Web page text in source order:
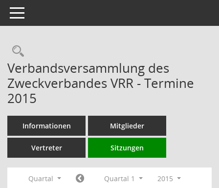
Toggle navigation
Rechercheauswahl
Verbandsversammlung des
Zweckverbandes VRR - Termine
2015
Informationen Mitglieder
Vertreter Sitzungen
Quartal Quartal 1
2015